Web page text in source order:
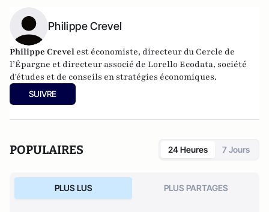
Philippe Crevel
Philippe Crevel est économiste, directeur du Cercle de
l’Épargne et directeur associé de Lorello Ecodata, société
d'études et de conseils en stratégies économiques.
SUIVRE
POPULAIRES 24 Heures 7 Jours
PLUS LUS PLUS PARTAGES